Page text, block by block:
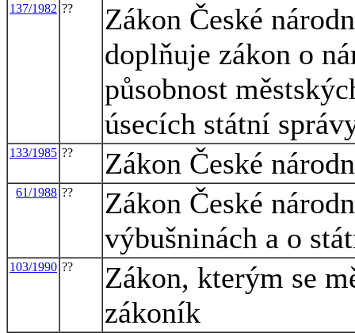
137/1982 ??
Zákon České
doplňuje zákon o
působnost
úsecích státní
133/1985 ?? Zákon České
61/1988 ??
Zákon České
výbušninách a o
103/1990 ??
Zákon, kterým se
zákoník